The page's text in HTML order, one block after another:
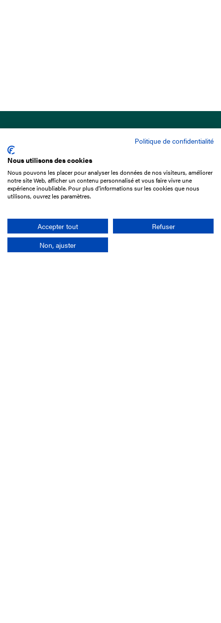
15 Boulevard de Douaumont
75017 Paris
01 49 10 20 29
Rechercher
Politique de confidentialité
Nous utilisons des cookies
Nous pouvons les placer pour analyser les données de nos visiteurs, améliorer
notre site Web, afficher un contenu personnalisé et vous faire vivre une
expérience inoubliable. Pour plus d'informations sur les cookies que nous
utilisons, ouvrez les paramètres.
Accepter tout
Refuser
Non, ajuster